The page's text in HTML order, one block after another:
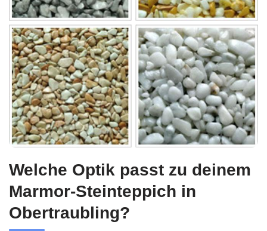
Welche Optik passt zu deinem
Marmor-Steinteppich in
Obertraubling?